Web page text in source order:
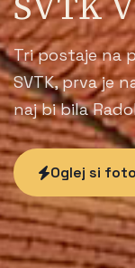
Tri postaje na
SVTK, prva je
naj bi bila
Oglej si